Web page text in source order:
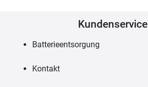
Kundenservice
Batterieentsorgung
Kontakt